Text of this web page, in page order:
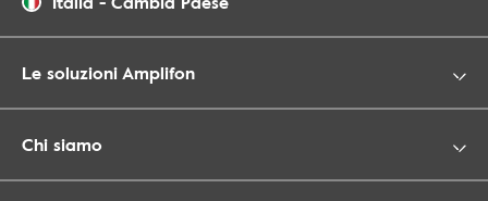
Le soluzioni Amplifon
Chi siamo